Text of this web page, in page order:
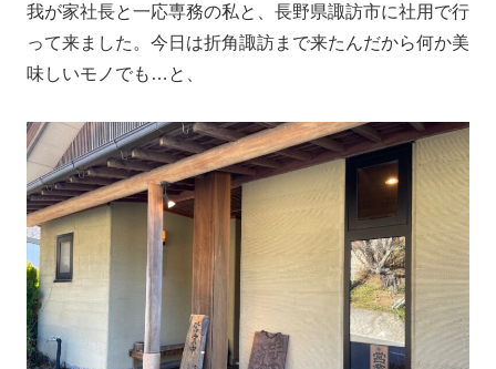
我が家社長と一応専務の私と、長野県諏訪市に社用で行
って来ました。今日は折角諏訪まで来たんだから何か美
味しいモノでも…と、